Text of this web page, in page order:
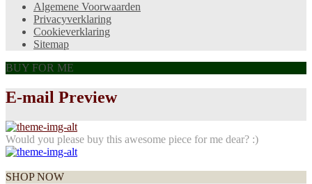
Algemene Voorwaarden
Privacyverklaring
Cookieverklaring
Sitemap
BUY FOR ME
E-mail Preview
Would you please buy this awesome piece for me dear? :)
SHOP NOW